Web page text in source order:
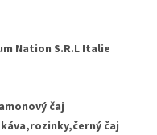
Nation S.R.L Italie
čaj
čaj